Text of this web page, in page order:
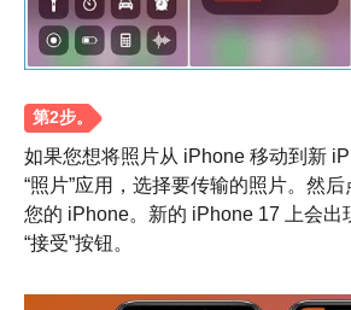
如果您想将照片从 iPhone 移动到新
“照片”应用，选择要传输的照片。然后
您的 iPhone。新的 iPhone 17 上会出
“接受”按钮。